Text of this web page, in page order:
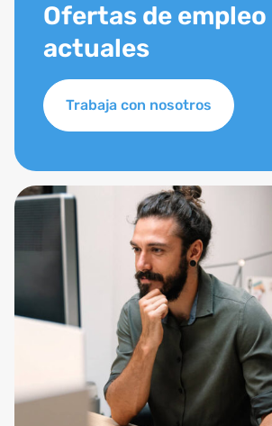
Ofertas de empleo
actuales
Trabaja con nosotros